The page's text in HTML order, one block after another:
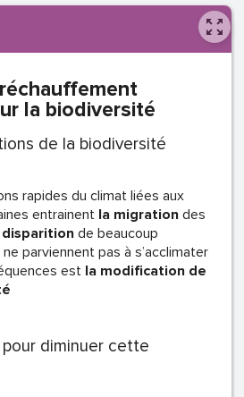
la biodiversité
de la biodiversité
rapides du climat liées aux
entrainent la migration des
disparition de beaucoup
parviennent pas à s’acclimater
est la modification de
diminuer cette